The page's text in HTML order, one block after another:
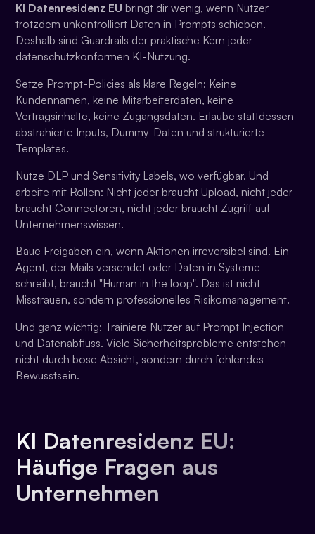
KI Datenresidenz EU bringt dir wenig, wenn Nutzer
trotzdem unkontrolliert Daten in Prompts schieben.
Deshalb sind Guardrails der praktische Kern jeder
datenschutzkonformen KI-Nutzung.
Setze Prompt-Policies als klare Regeln: Keine
Kundennamen, keine Mitarbeiterdaten, keine
Vertragsinhalte, keine Zugangsdaten. Erlaube stattdessen
abstrahierte Inputs, Dummy-Daten und strukturierte
Templates.
Nutze DLP und Sensitivity Labels, wo verfügbar. Und
arbeite mit Rollen: Nicht jeder braucht Upload, nicht jeder
braucht Connectoren, nicht jeder braucht Zugriff auf
Unternehmenswissen.
Baue Freigaben ein, wenn Aktionen irreversibel sind. Ein
Agent, der Mails versendet oder Daten in Systeme
schreibt, braucht "Human in the loop". Das ist nicht
Misstrauen, sondern professionelles Risikomanagement.
Und ganz wichtig: Trainiere Nutzer auf Prompt Injection
und Datenabfluss. Viele Sicherheitsprobleme entstehen
nicht durch böse Absicht, sondern durch fehlendes
Bewusstsein.
KI Datenresidenz EU:
Häufige Fragen aus
Unternehmen